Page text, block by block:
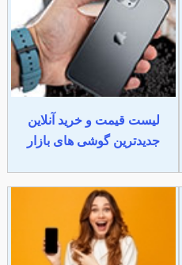
لیست قیمت و خرید آنلاین
جدیدترین گوشی های بازار